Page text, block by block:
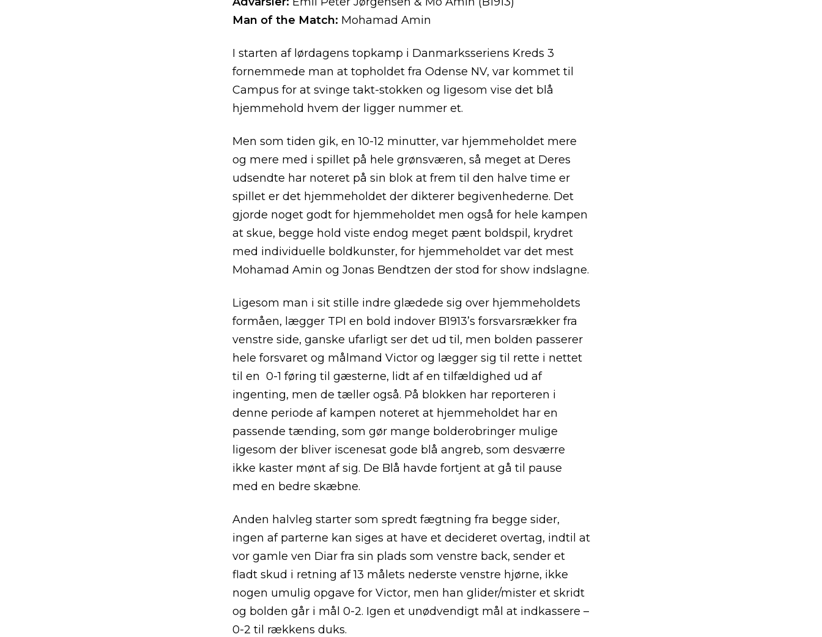
Man of the Match: Mohamad Amin
I starten af lørdagens topkamp i Danmarksseriens Kreds 3
fornemmede man at topholdet fra Odense NV, var kommet til
Campus for at svinge takt-stokken og ligesom vise det blå
hjemmehold hvem der ligger nummer et.
Men som tiden gik, en 10-12 minutter, var hjemmeholdet mere
og mere med i spillet på hele grønsværen, så meget at Deres
udsendte har noteret på sin blok at frem til den halve time er
spillet er det hjemmeholdet der dikterer begivenhederne. Det
gjorde noget godt for hjemmeholdet men også for hele kampen
at skue, begge hold viste endog meget pænt boldspil, krydret
med individuelle boldkunster, for hjemmeholdet var det mest
Mohamad Amin og Jonas Bendtzen der stod for show indslagne.
Ligesom man i sit stille indre glædede sig over hjemmeholdets
formåen, lægger TPI en bold indover B1913’s forsvarsrækker fra
venstre side, ganske ufarligt ser det ud til, men bolden passerer
hele forsvaret og målmand Victor og lægger sig til rette i nettet
til en 0-1 føring til gæsterne, lidt af en tilfældighed ud af
ingenting, men de tæller også. På blokken har reporteren i
denne periode af kampen noteret at hjemmeholdet har en
passende tænding, som gør mange bolderobringer mulige
ligesom der bliver iscenesat gode blå angreb, som desværre
ikke kaster mønt af sig. De Blå havde fortjent at gå til pause
med en bedre skæbne.
Anden halvleg starter som spredt fægtning fra begge sider,
ingen af parterne kan siges at have et decideret overtag, indtil at
vor gamle ven Diar fra sin plads som venstre back, sender et
fladt skud i retning af 13 målets nederste venstre hjørne, ikke
nogen umulig opgave for Victor, men han glider/mister et skridt
og bolden går i mål 0-2. Igen et unødvendigt mål at indkassere –
0-2 til rækkens duks.